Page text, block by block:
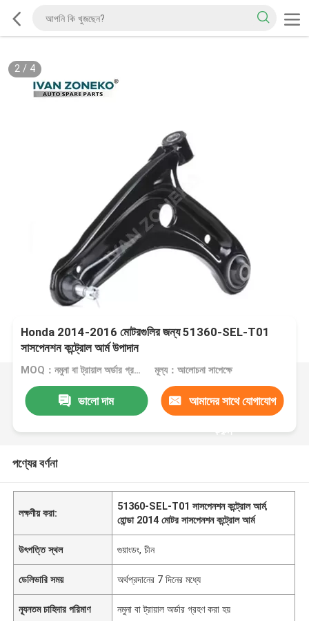
2/ 4
Honda 2014-2016 মোটরগুলির জন্য 51360-SEL-T01
সাসপেনশন কন্ট্রোল আর্ম উপাদান
MOQ：নমুনা বা ট্রায়াল অর্ডার গ্রহণ করা হয় মূল্য：আলোচনা সাপেক্ষে
ভালো দাম আমাদের সাথে যোগাযোগ
করুন
পণ্যের বর্ণনা
লক্ষণীয় করা:
51360-SEL-T01 সাসপেনশন কন্ট্রোল আর্ম,
হোন্ডা 2014 মোটর সাসপেনশন কন্ট্রোল আর্ম
উৎপত্তি স্থল গুয়াংডং, চীন
ডেলিভারি সময় অর্থপ্রদানের 7 দিনের মধ্যে
ন্যূনতম চাহিদার পরিমাণ নমুনা বা ট্রায়াল অর্ডার গ্রহণ করা হয়